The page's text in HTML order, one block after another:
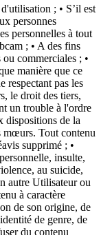
; • S’il est
personnes
personnelles à tout
; • A des fins
commerciales ; •
manière que ce
respectant pas les
le droit des tiers,
un trouble à l'ordre
dispositions de la
mœurs. Tout contenu
supprimé ; •
insulte,
au suicide,
autre Utilisateur ou
à caractère
de son origine, de
de genre, de
du contenu